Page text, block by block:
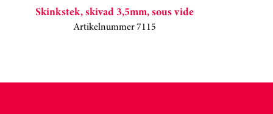
Skinkstek, skivad 3,5mm, sous vide
Artikelnummer 7115